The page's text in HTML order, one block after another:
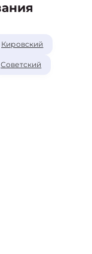
Кировский
Советский